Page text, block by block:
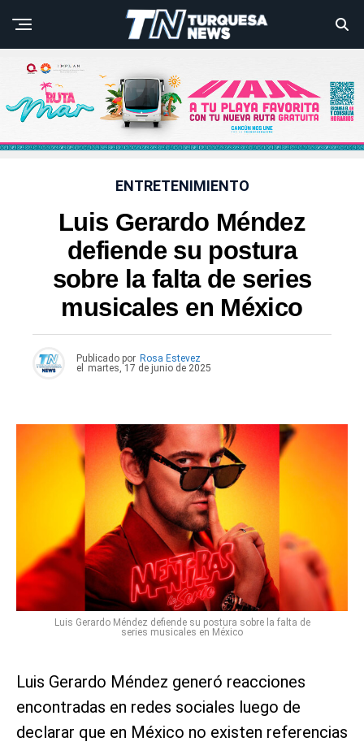
ENTRETENIMIENTO
Luis Gerardo Méndez
defiende su postura
sobre la falta de series
musicales en México
Publicado por Rosa Estevez
el
martes, 17 de junio de 2025
Luis Gerardo Méndez defiende su postura sobre la falta de
series musicales en México
Luis Gerardo Méndez generó reacciones
encontradas en redes sociales luego de
declarar que en México no existen referencias